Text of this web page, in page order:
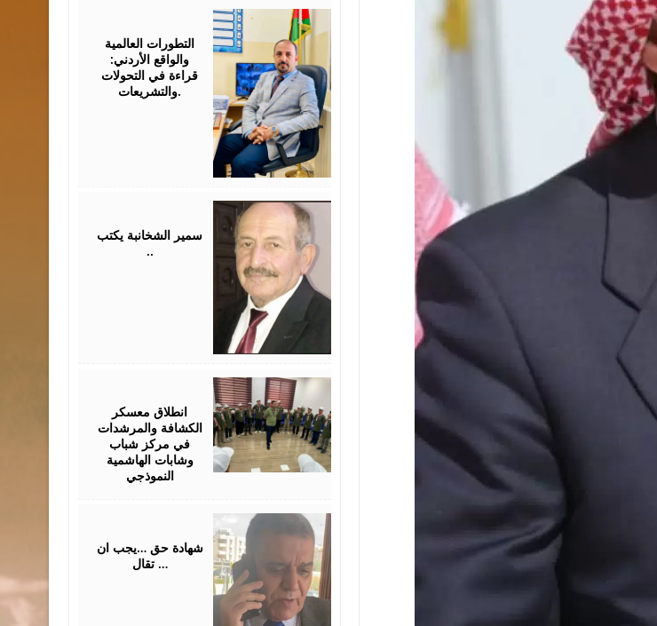
التطورات العالمية
والواقع الأردني:
قراءة في التحولات
والتشريعات.
سمير الشخانبة يكتب
..
انطلاق معسكر
الكشافة والمرشدات
في مركز شباب
وشابات الهاشمية
النموذجي
شهادة حق …يجب ان
تقال …
2026